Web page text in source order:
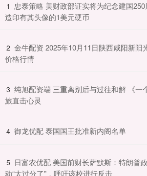
1 忠泰策略 美财政部证实将为纪念建国
造印有其头像的1美元硬币
2 金牛配资 2025年10月11日陕西咸阳新阳
价格行情
3 纯旭配资端 三重离别后与过往和解 《一
旅直击心灵
4 ​御龙优配 泰国国王批准新内阁名单
5 日富农优配 美国前财长萨默斯：特朗普
动“太过分了”，呼吁该校进行反击